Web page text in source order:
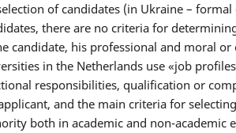
of candidates (in Ukraine –
there are no criteria for
candidate, his professional and moral or
in the Netherlands use «job
responsibilities, qualification or
and the main criteria for
both in academic and non-academic